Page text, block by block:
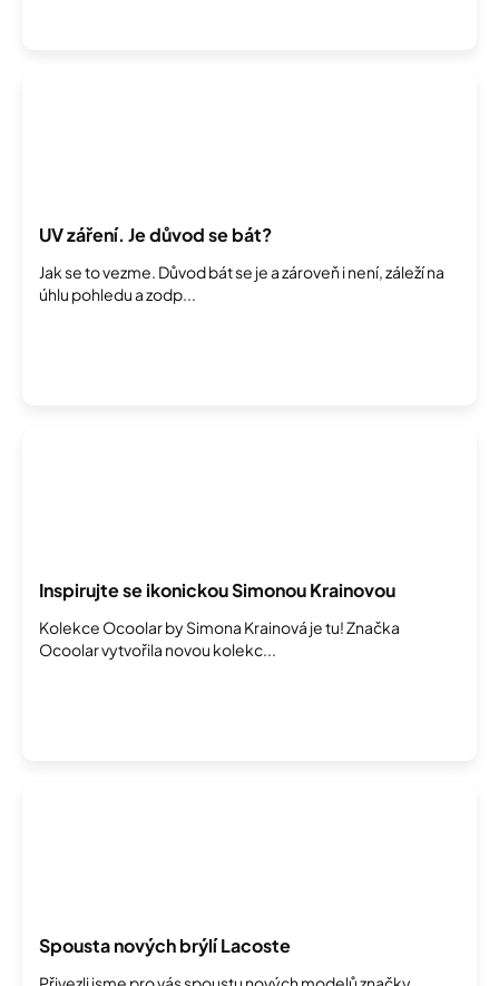
UV záření. Je důvod se bát?
Jak se to vezme. Důvod bát se je a zároveň i není, záleží na
úhlu pohledu a zodp...
Inspirujte se ikonickou Simonou Krainovou
Kolekce Ocoolar by Simona Krainová je tu! Značka
Ocoolar vytvořila novou kolekc...
Spousta nových brýlí Lacoste